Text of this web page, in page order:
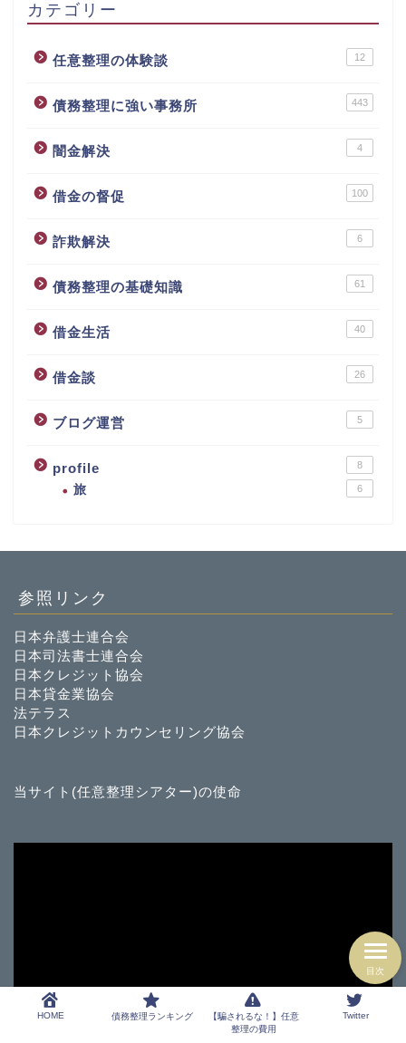
カテゴリー
任意整理の体験談 12
債務整理に強い事務所 443
闇金解決 4
借金の督促 100
詐欺解決 6
債務整理の基礎知識 61
借金生活 40
借金談 26
ブログ運営 5
profile 8
旅 6
参照リンク
日本弁護士連合会
日本司法書士連合会
日本クレジット協会
日本貸金業協会
法テラス
日本クレジットカウンセリング協会
当サイト(任意整理シアター)の使命
HOME 債務整理ランキング
【騙されるな！】任意
整理の費用
Twitter
目次